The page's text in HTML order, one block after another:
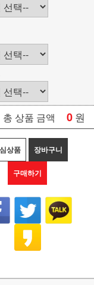
총 상품 금액 0 원
상품 장바구니
구매하기